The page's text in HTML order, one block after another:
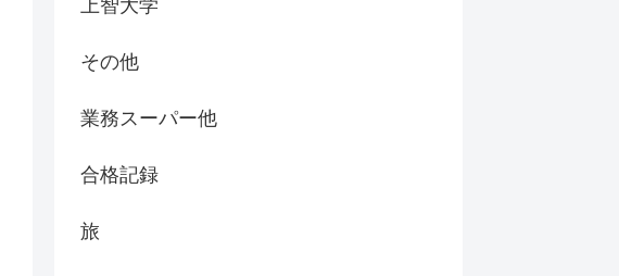
上智大学
その他
業務スーパー他
合格記録
旅